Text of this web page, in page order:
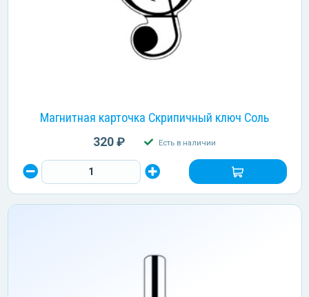
Магнитная карточка Скрипичный ключ Соль
320 ₽ Есть в наличии